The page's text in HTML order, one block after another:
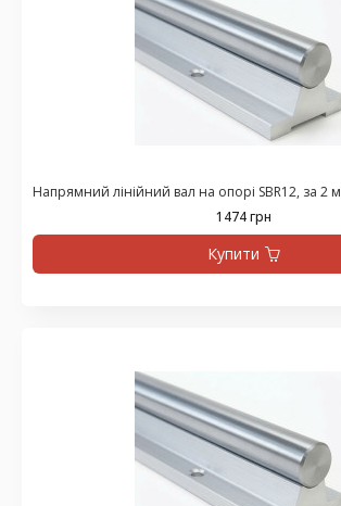
Напрямний лінійний вал на опорі SBR12, за 2 м
1474 грн
Купити